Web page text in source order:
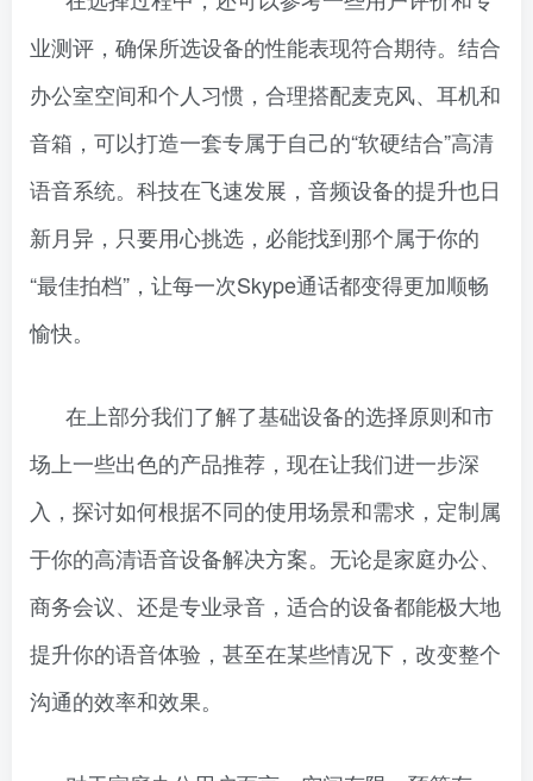
业测评，确保所选设备的性能表现符合期待。结合
办公室空间和个人习惯，合理搭配麦克风、耳机和
音箱，可以打造一套专属于自己的“软硬结合”高清
语音系统。科技在飞速发展，音频设备的提升也日
新月异，只要用心挑选，必能找到那个属于你的
“最佳拍档”，让每一次Skype通话都变得更加顺畅
愉快。
在上部分我们了解了基础设备的选择原则和市
场上一些出色的产品推荐，现在让我们进一步深
入，探讨如何根据不同的使用场景和需求，定制属
于你的高清语音设备解决方案。无论是家庭办公、
商务会议、还是专业录音，适合的设备都能极大地
提升你的语音体验，甚至在某些情况下，改变整个
沟通的效率和效果。